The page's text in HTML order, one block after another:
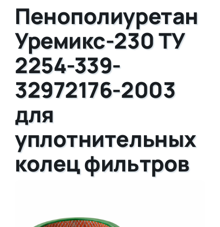
Пенополиуретан
Уремикс-230 ТУ
2254-339-
32972176-2003
для
уплотнительных
колец фильтров